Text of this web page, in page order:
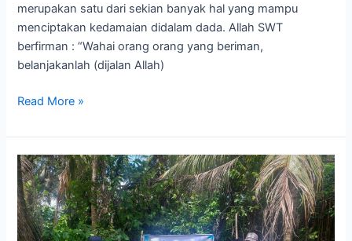
merupakan satu dari sekian banyak hal yang mampu
menciptakan kedamaian didalam dada. Allah SWT
berfirman : “Wahai orang orang yang beriman,
belanjakanlah (dijalan Allah)
Read More »
Investasi
Akhirat,
Berkontribusi
Membangun